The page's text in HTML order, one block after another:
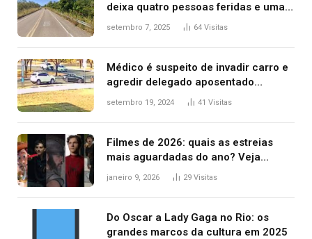
deixa quatro pessoas feridas e uma
mulher morta na TO-070
setembro 7, 2025 64 Visitas
Médico é suspeito de invadir carro e
agredir delegado aposentado
durante confusão no trânsito
setembro 19, 2024 41 Visitas
Filmes de 2026: quais as estreias
mais aguardadas do ano? Veja
principais lançamentos do cinema
janeiro 9, 2026 29 Visitas
Do Oscar a Lady Gaga no Rio: os
grandes marcos da cultura em 2025